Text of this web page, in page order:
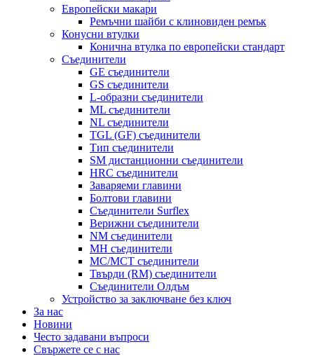
Европейски макари
Ремъчни шайби с клиновиден ремък
Конусни втулки
Конична втулка по европейски стандарт
Съединители
GE съединители
GS съединители
L-образни съединители
ML съединители
NL съединители
TGL (GF) съединители
Тип съединители
SM дистанционни съединители
HRC съединители
Заваряеми главини
Болтови главини
Съединители Surflex
Верижни съединители
NM съединители
MH съединители
MC/MCT съединители
Твърди (RM) съединители
Съединители Олдъм
Устройство за заключване без ключ
За нас
Новини
Често задавани въпроси
Свържете се с нас